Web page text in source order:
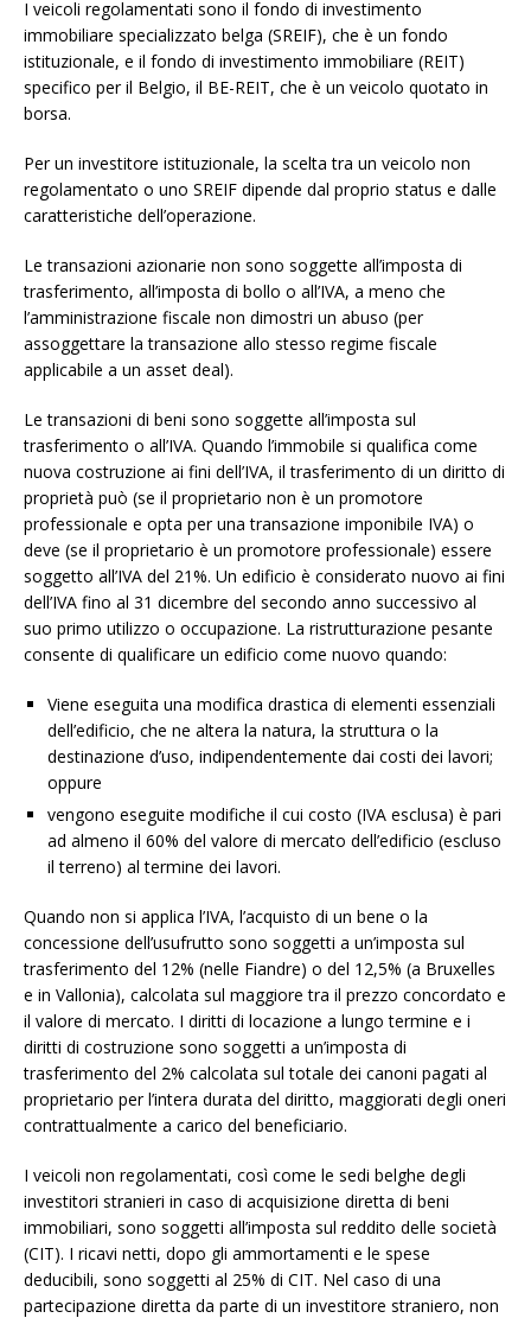
I veicoli regolamentati sono il fondo di investimento
immobiliare specializzato belga (SREIF), che è un fondo
istituzionale, e il fondo di investimento immobiliare (REIT)
specifico per il Belgio, il BE-REIT, che è un veicolo quotato in
borsa.
Per un investitore istituzionale, la scelta tra un veicolo non
regolamentato o uno SREIF dipende dal proprio status e dalle
caratteristiche dell’operazione.
Le transazioni azionarie non sono soggette all’imposta di
trasferimento, all’imposta di bollo o all’IVA, a meno che
l’amministrazione fiscale non dimostri un abuso (per
assoggettare la transazione allo stesso regime fiscale
applicabile a un asset deal).
Le transazioni di beni sono soggette all’imposta sul
trasferimento o all’IVA. Quando l’immobile si qualifica come
nuova costruzione ai fini dell’IVA, il trasferimento di un diritto di
proprietà può (se il proprietario non è un promotore
professionale e opta per una transazione imponibile IVA) o
deve (se il proprietario è un promotore professionale) essere
soggetto all’IVA del 21%. Un edificio è considerato nuovo ai fini
dell’IVA fino al 31 dicembre del secondo anno successivo al
suo primo utilizzo o occupazione. La ristrutturazione pesante
consente di qualificare un edificio come nuovo quando:
Viene eseguita una modifica drastica di elementi essenziali
dell’edificio, che ne altera la natura, la struttura o la
destinazione d’uso, indipendentemente dai costi dei lavori;
oppure
vengono eseguite modifiche il cui costo (IVA esclusa) è pari
ad almeno il 60% del valore di mercato dell’edificio (escluso
il terreno) al termine dei lavori.
Quando non si applica l’IVA, l’acquisto di un bene o la
concessione dell’usufrutto sono soggetti a un’imposta sul
trasferimento del 12% (nelle Fiandre) o del 12,5% (a Bruxelles
e in Vallonia), calcolata sul maggiore tra il prezzo concordato e
il valore di mercato. I diritti di locazione a lungo termine e i
diritti di costruzione sono soggetti a un’imposta di
trasferimento del 2% calcolata sul totale dei canoni pagati al
proprietario per l’intera durata del diritto, maggiorati degli oneri
contrattualmente a carico del beneficiario.
I veicoli non regolamentati, così come le sedi belghe degli
investitori stranieri in caso di acquisizione diretta di beni
immobiliari, sono soggetti all’imposta sul reddito delle società
(CIT). I ricavi netti, dopo gli ammortamenti e le spese
deducibili, sono soggetti al 25% di CIT. Nel caso di una
partecipazione diretta da parte di un investitore straniero, non